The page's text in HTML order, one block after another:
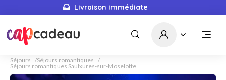
Livraison immédiate
Séjours
Séjours romantiques
Séjours romantiques Saulxures-sur-Moselotte